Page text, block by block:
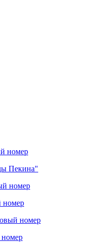
номер
Пекина"
номер
номер
номер
номер